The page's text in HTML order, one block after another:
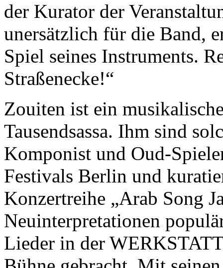
der Kurator der
unersätzlich für die Band,
Spiel seines Instruments.
Straßenecke!“
Zouiten ist ein
Tausendsassa. Ihm sind
Komponist und Oud-
Festivals Berlin und
Konzertreihe „Arab Song
Neuinterpretationen
Lieder in der